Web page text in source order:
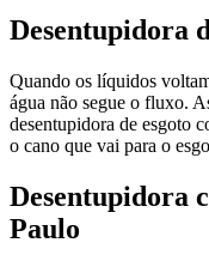
Desentupidora
Quando os líquidos
água não segue o fluxo.
desentupidora de esgoto
o cano que vai para o
Desentupidora
Paulo